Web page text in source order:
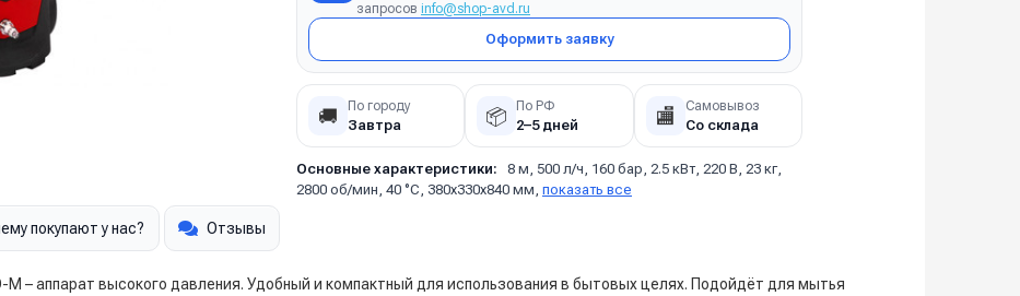
запросов info@shop-avd.ru
Оформить заявку
🚚 По городу
Завтра 📦 По РФ
2–5 дней 🏬 Самовывоз
Со склада
Основные характеристики:
8 м, 500 л/ч, 160 бар, 2.5 кВт, 220 В, 23 кг,
2800 об/мин, 40 °C, 380x330x840 мм, показать все
покупают у нас? Отзывы
– аппарат высокого давления. Удобный и компактный для использования в бытовых целях. Подойдёт для мытья